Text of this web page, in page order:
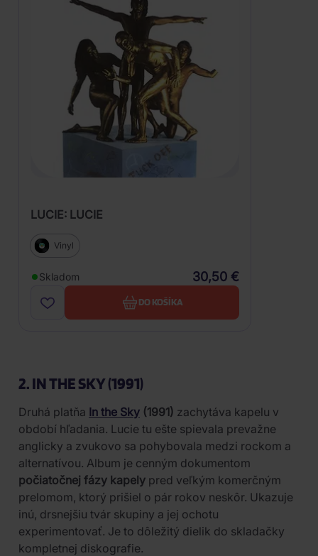
LUCIE: LUCIE
Vinyl
Skladom 30,50 €
DO KOŠÍKA
2. IN THE SKY (1991)
Druhá platňa In the Sky (1991) zachytáva kapelu v
období hľadania. Lucie tu ešte spievala prevažne
anglicky a zvukovo sa pohybovala medzi rockom a
alternatívou. Album je cenným dokumentom
počiatočnej fázy kapely pred veľkým komerčným
prelomom, ktorý prišiel o pár rokov neskôr. Ukazuje
inú, drsnejšiu tvár skupiny a jej ochotu
experimentovať. Je to dôležitý dielik do skladačky
kompletnej diskografie.